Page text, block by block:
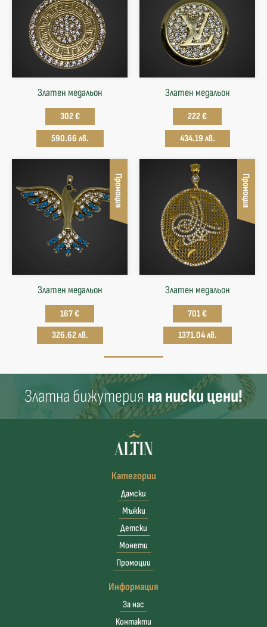
Златен медальон
302 €
590.66 лв.
Златен медальон
222 €
434.19 лв.
Промоция
Златен медальон
167 €
326.62 лв.
Промоция
Златен медальон
701 €
1371.04 лв.
Златна бижутерия на ниски цени!
Категории
Дамски
Мъжки
Детски
Монети
Промоции
Информация
За нас
Контакти